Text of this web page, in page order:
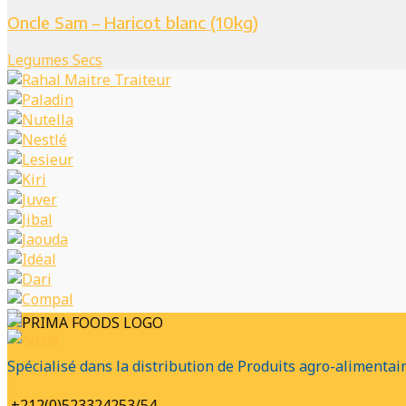
Oncle Sam – Haricot blanc (10kg)
Legumes Secs
Spécialisé dans la distribution de Produits agro-